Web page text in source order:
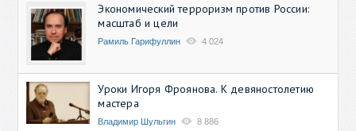
Экономический терроризм против России:
масштаб и цели
Рамиль Гарифуллин 4 024
Уроки Игоря Фроянова. К девяностолетию
мастера
Владимир Шульгин 8 886